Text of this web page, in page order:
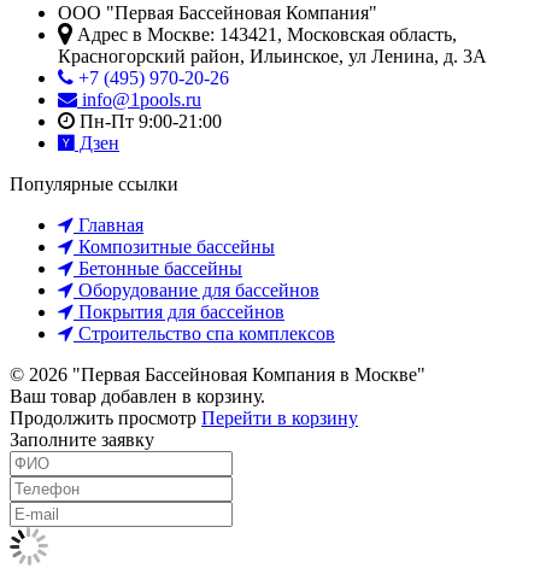
ООО "Первая Бассейновая Компания"
Адрес в Москве: 143421 , Московская область,
Красногорский район, Ильинское, ул Ленина, д. 3А
+7 (495) 970-20-26
info@1pools.ru
Пн-Пт 9:00-21:00
Дзен
Популярные ссылки
Главная
Композитные бассейны
Бетонные бассейны
Оборудование для бассейнов
Покрытия для бассейнов
Строительство спа комплексов
© 2026 "Первая Бассейновая Компания в Москве"
Ваш товар добавлен в корзину.
Продолжить просмотр Перейти в корзину
Заполните заявку